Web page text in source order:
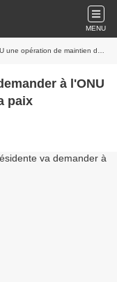
MENU
opération de maintien de la paix
à l'ONU
paix